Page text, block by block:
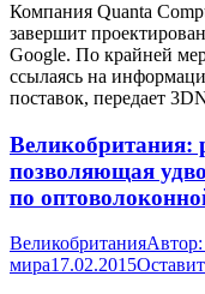
Компания Quanta
завершит
Google. По крайней
ссылаясь на
поставок, передает
Великобритания:
позволяющая
по
ВеликобританияАвтор:
мира17.02.2015